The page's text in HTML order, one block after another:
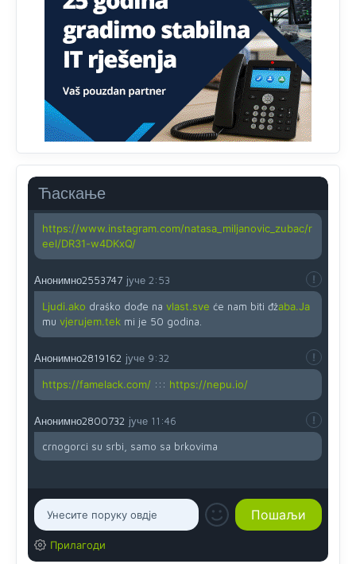
Ћаскање
zahtjeva optičkih skenera.
Анонимно2818605 јуче
11:45
Ovo pravilo jeste unijelo opravdan strah, posebno kada
su u pitanju starije osobe, osobe sa slabijim vidom ili
drhtavom rukom
Анонимно2819033 јуче 12:24
Yes,nekada je bila corava kutija za IZBORE a danas su
coravi biraci.
Анонимно2819162
https://www.instagram.com/natasa_miljanovic_zubac/r
eel/DR31-w4DKxQ/
Анонимно2553747 јуче 2:53
Ljudi.ako draško dođe na vlast.sve će nam biti đžaba.Ja
mu vjerujem.tek mi je 50 godina.
Анонимно2819162 јуче 9:32
https://famelack.com/ ::: https://nepu.io/
Анонимно2800732 јуче 11:46
crnogorci su srbi, samo sa brkovima
Прилагоди